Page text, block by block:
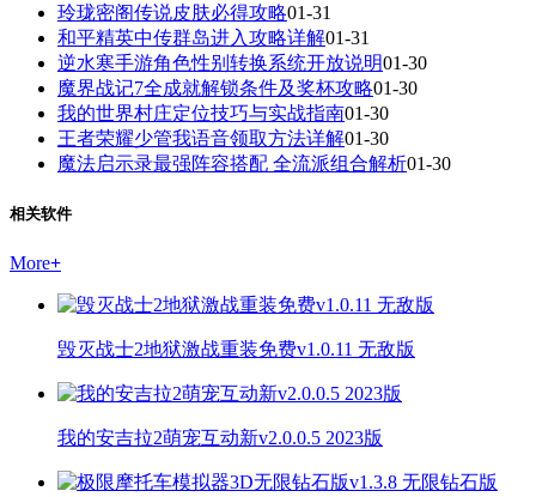
玲珑密阁传说皮肤必得攻略01-31
和平精英中传群岛进入攻略详解01-31
逆水寒手游角色性别转换系统开放说明01-30
魔界战记7全成就解锁条件及奖杯攻略01-30
我的世界村庄定位技巧与实战指南01-30
王者荣耀少管我语音领取方法详解01-30
魔法启示录最强阵容搭配 全流派组合解析01-30
相关软件
More+
毁灭战士2地狱激战重装免费v1.0.11 无敌版
我的安吉拉2萌宠互动新v2.0.0.5 2023版